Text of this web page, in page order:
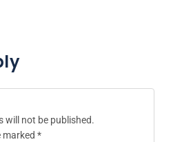
will not be published.
marked *